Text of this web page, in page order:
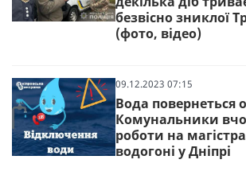
безвісно зниклої
(фото, відео)
09.12.2023 07:15
Вода повернеться
Комунальники
роботи на
водогоні у Дніпрі